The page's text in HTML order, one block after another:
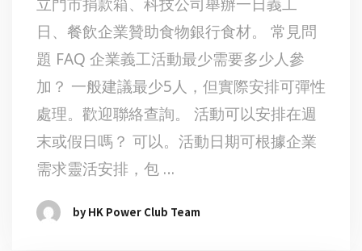
日、餐飲企業贊助食物銀行食材。 常見問
題 FAQ 企業義工活動最少需要多少人參
加？ 一般建議最少5人，但實際安排可彈性
處理。歡迎聯絡查詢。 活動可以安排在週
末或假日嗎？ 可以。活動日期可根據企業
需求靈活安排，包 …
by HK Power Club Team